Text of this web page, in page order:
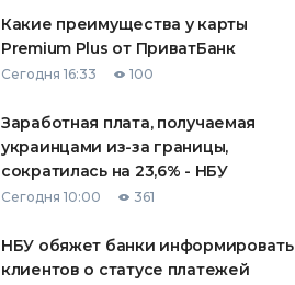
Какие преимущества у карты
Premium Plus от ПриватБанк
Сегодня 16:33 100
Заработная плата, получаемая
украинцами из-за границы,
сократилась на 23,6% - НБУ
Сегодня 10:00 361
НБУ обяжет банки информировать
клиентов о статусе платежей